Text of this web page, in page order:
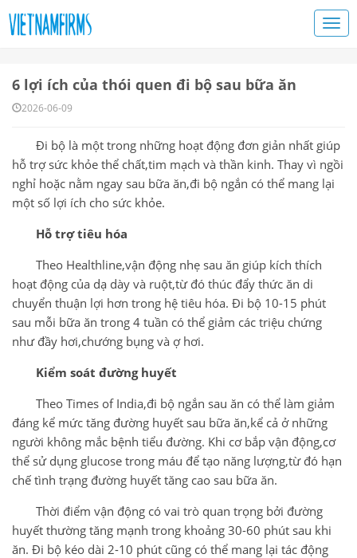
6 lợi ích của thói quen đi bộ sau bữa ăn
2026-06-09
Đi bộ là một trong những hoạt động đơn giản nhất giúp
hỗ trợ sức khỏe thể chất,tim mạch và thần kinh. Thay vì ngồi
nghỉ hoặc nằm ngay sau bữa ăn,đi bộ ngắn có thể mang lại
một số lợi ích cho sức khỏe.
Hỗ trợ tiêu hóa
Theo Healthline,vận động nhẹ sau ăn giúp kích thích
hoạt động của dạ dày và ruột,từ đó thúc đẩy thức ăn di
chuyển thuận lợi hơn trong hệ tiêu hóa. Đi bộ 10-15 phút
sau mỗi bữa ăn trong 4 tuần có thể giảm các triệu chứng
như đầy hơi,chướng bụng và ợ hơi.
Kiểm soát đường huyết
Theo Times of India,đi bộ ngắn sau ăn có thể làm giảm
đáng kể mức tăng đường huyết sau bữa ăn,kể cả ở những
người không mắc bệnh tiểu đường. Khi cơ bắp vận động,cơ
thể sử dụng glucose trong máu để tạo năng lượng,từ đó hạn
chế tình trạng đường huyết tăng cao sau bữa ăn.
Thời điểm vận động có vai trò quan trọng bởi đường
huyết thường tăng mạnh trong khoảng 30-60 phút sau khi
ăn. Đi bộ kéo dài 2-10 phút cũng có thể mang lại tác động